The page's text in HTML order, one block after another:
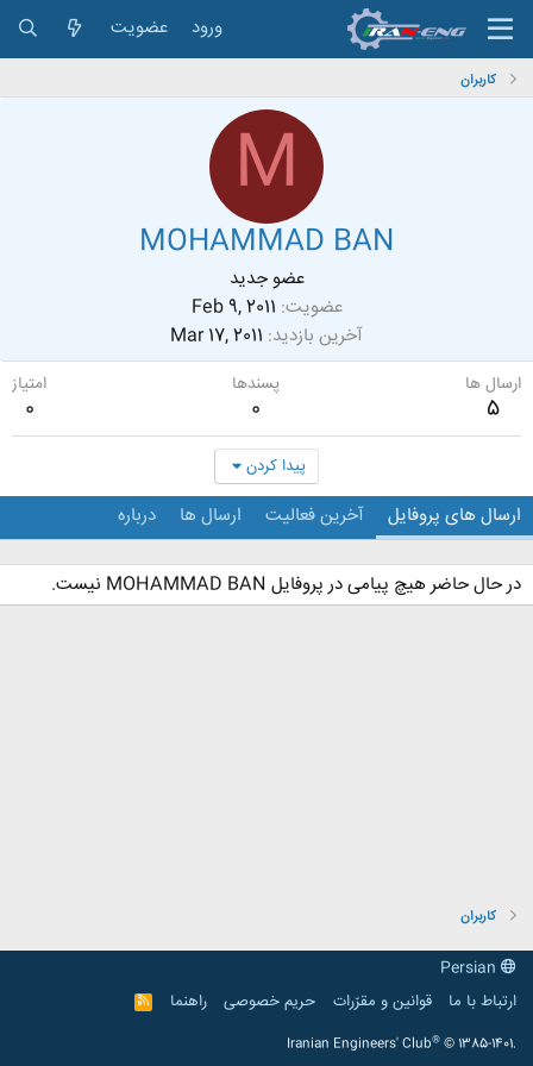
ورود عضویت
کاربران
M
MOHAMMAD BAN
عضو جدید
عضویت Feb 9, 2011
آخرین بازدید Mar 17, 2011
ارسال ها
5
پسندها
0
امتیاز
0
پیدا کردن
ارسال های پروفایل آخرین فعالیت ارسال ها درباره
در حال حاضر هیچ پیامی در پروفایل MOHAMMAD BAN نیست.
کاربران
ارتباط با ما
قوانین و مقرّرات حریم خصوصی راهنما
R
S
Iranian Engineers' Club® © 1385-1401.